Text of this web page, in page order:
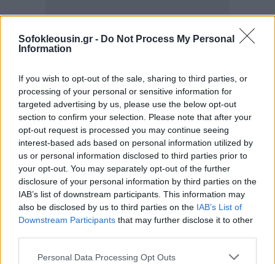
Sofokleousin.gr - Do Not Process My Personal
Information
If you wish to opt-out of the sale, sharing to third parties, or
processing of your personal or sensitive information for
targeted advertising by us, please use the below opt-out
section to confirm your selection. Please note that after your
opt-out request is processed you may continue seeing
interest-based ads based on personal information utilized by
us or personal information disclosed to third parties prior to
your opt-out. You may separately opt-out of the further
disclosure of your personal information by third parties on the
IAB’s list of downstream participants. This information may
also be disclosed by us to third parties on the IAB’s List of
Downstream Participants that may further disclose it to other
Personal Data Processing Opt Outs
«Είναι αφιερωμένο σε όλους όσοι περνούν
δύσκολες στιγμέςστη ζωή τους με τον άνθρωπο
που φροντίζουν», ανέφερε ο 66χρονος Λίντον στον
επίσημο ιστότοπο του τραγουδιού «Hawaii». «Είναι
επίσης ένα μήνυμα ελπίδας ότι τελικάη αγάπη τα
ξεπερνάει τα πάντα», πρόσθεσε.
Σύμφωνα με τη δημόσια τηλεόραση της Ιρλανδίας
RTE, ο διαγωνισμός για την ανάδειξη του τραγουδιού
Φεβρουαρίου